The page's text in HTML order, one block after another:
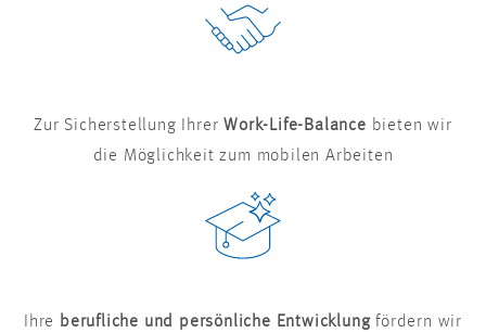
Zur Sicherstellung IhrerWork-Life-Balance bieten wir
die Möglichkeit zum mobilen Arbeiten
Ihre berufliche und persönliche Entwicklungfördern wir